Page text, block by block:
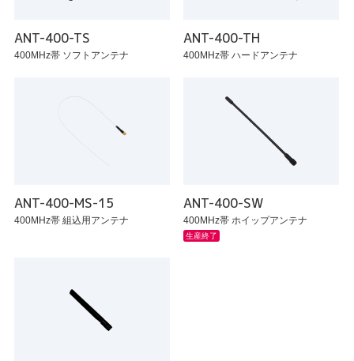
ANT-400-TS
400MHz帯 ソフトアンテナ
ANT-400-TH
400MHz帯 ハードアンテナ
ANT-400-MS-15
400MHz帯 組込用アンテナ
ANT-400-SW
400MHz帯 ホイップアンテナ
生産終了